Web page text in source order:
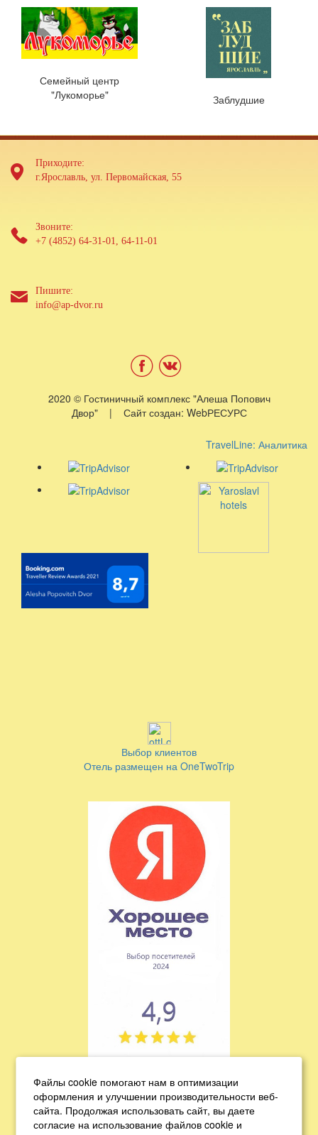
Семейный центр
"Лукоморье"
Заблудшие
Приходите:
г.Ярославль, ул. Первомайская, 55
Звоните:
+7 (4852) 64-31-01, 64-11-01
Пишите:
info@ap-dvor.ru
2020 © Гостиничный комплекс "Алеша Попович
Двор" | Сайт создан: WebРЕСУРС
TravelLine: Аналитика
Выбор клиентов
Отель размещен на OneTwoTrip
Подтверждена классификация звезд
Файлы cookie помогают нам в оптимизации
оформления и улучшении производительности веб-
сайта. Продолжая использовать сайт, вы даете
согласие на использование файлов cookie и